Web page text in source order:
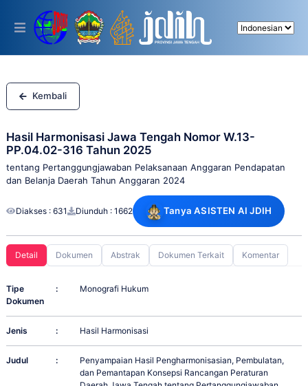
This
includes
accessibility
system.
Kembali
Hasil Harmonisasi Jawa Tengah Nomor W.13-
PP.04.02-316 Tahun 2025
tentang Pertanggungjawaban Pelaksanaan Anggaran Pendapatan
dan Belanja Daerah Tahun Anggaran 2024
Diakses : 631 Diunduh : 1662 Tanya ASISTEN AI JDIH
Detail Dokumen Abstrak Dokumen Terkait Komentar
Tipe
Dokumen
: Monografi Hukum
Jenis : Hasil Harmonisasi
Judul :
Penyampaian Hasil Pengharmonisasian, Pembulatan,
dan Pemantapan Konsepsi Rancangan Peraturan